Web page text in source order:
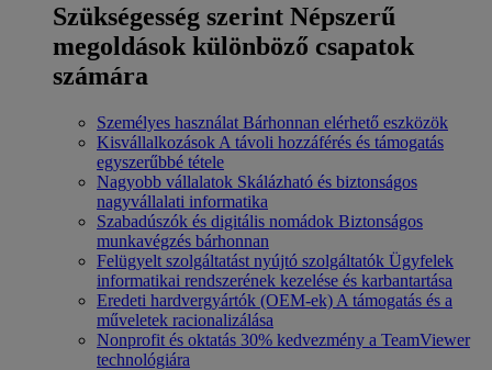
Szükségesség szerint Népszerű
megoldások különböző csapatok
számára
Személyes használat Bárhonnan elérhető eszközök
Kisvállalkozások A távoli hozzáférés és támogatás
egyszerűbbé tétele
Nagyobb vállalatok Skálázható és biztonságos
nagyvállalati informatika
Szabadúszók és digitális nomádok Biztonságos
munkavégzés bárhonnan
Felügyelt szolgáltatást nyújtó szolgáltatók Ügyfelek
informatikai rendszerének kezelése és karbantartása
Eredeti hardvergyártók (OEM-ek) A támogatás és a
műveletek racionalizálása
Nonprofit és oktatás 30% kedvezmény a TeamViewer
technológiára